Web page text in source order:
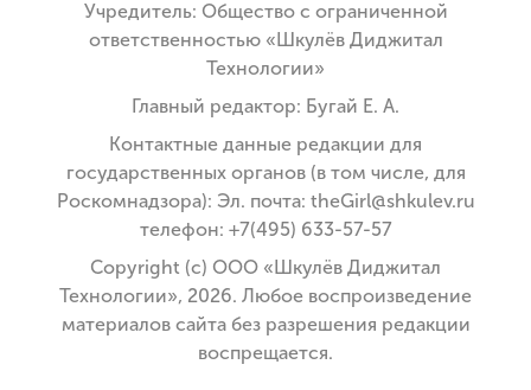
Учредитель: Общество с ограниченной
ответственностью «Шкулёв Диджитал
Технологии»
Главный редактор: Бугай Е. А.
Контактные данные редакции для
государственных органов (в том числе, для
Роскомнадзора): Эл. почта: theGirl@shkulev.ru
телефон: +7(495) 633-57-57
Copyright (с) ООО «Шкулёв Диджитал
Технологии», 2026. Любое воспроизведение
материалов сайта без разрешения редакции
воспрещается.